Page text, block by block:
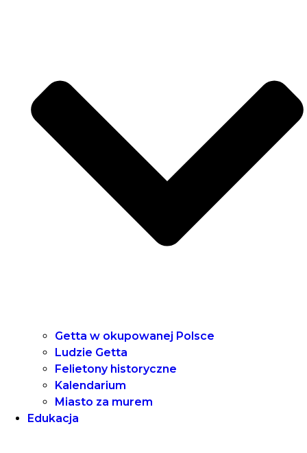
Getta w okupowanej Polsce
Ludzie Getta
Felietony historyczne
Kalendarium
Miasto za murem
Edukacja